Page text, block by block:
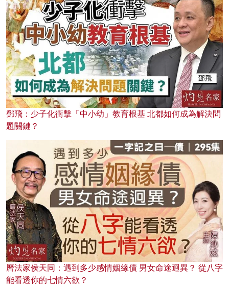
鄧飛：少子化衝擊「中小幼」教育根基 北都如何成為解決問
題關鍵？
曆法家侯天同：遇到多少感情姻緣債 男女命途迥異？ 從八字
能看透你的七情六欲？